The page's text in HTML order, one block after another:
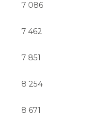
7 086
7 462
7 851
8 254
8 671